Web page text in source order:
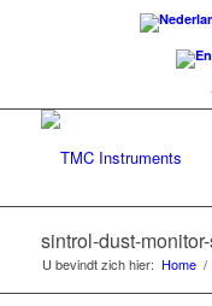
sintrol-dust-
U bevindt zich hier: Home /